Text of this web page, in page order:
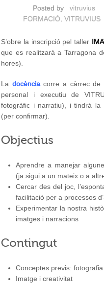
Posted by vitruvius
FORMACIÓ ,VITRUVIUS
S’obre la inscripció pel taller
que es realitzarà a Tarragona
hores).
La docènciacorre a càrrec de
personal i executiu de
fotogràfic i narratiu), i tindrà la
(per confirmar).
Objectius
Aprendre a manejar
(ja sigui a un mateix o a
Cercar des del joc,
facilitació per a processos
Experimentar la nostra
imatges i narracions
Contingut
Conceptes previs:
Imatge i creativitat